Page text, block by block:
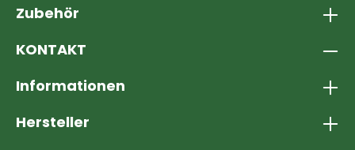
Zubehör
KONTAKT
Informationen
Hersteller